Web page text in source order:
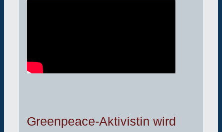
Greenpeace-Aktivistin wird